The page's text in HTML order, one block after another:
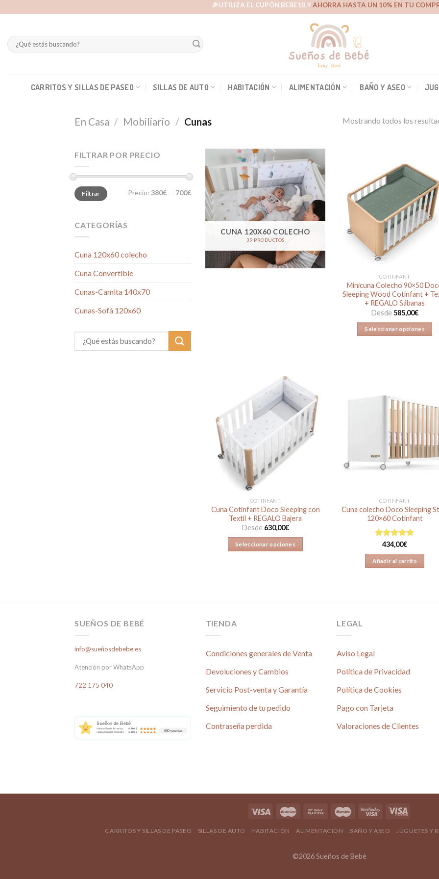
🎉UTILIZA EL CUPÓN BEBE10 YAHORRA HASTA UN 10% EN TU
Buscar
por:
CARRITOS Y SILLAS DE PASEO SILLAS DE AUTO HABITACIÓN ALIMENTACIÓN BAÑO Y ASEO
En Casa / Mobiliario / Cunas Mostrando todos los
FILTRAR POR PRECIO
Precio
mínimo
Precio
máximo
Filtrar Precio: 380€— 700€
CATEGORÍAS
Cuna 120x60 colecho
Cuna Convertible
Cunas-Camita 140x70
Cunas-Sofá 120x60
CUNA 120X60 COLECHO
39 PRODUCTOS
a la
lista
COTINFANT
Minicuna Colecho 90×50
Sleeping Wood Cotinfant +
+ REGALO Sábanas
Desde 585,00€
Seleccionar opciones
opciones
pueden
elegir
la
producto
Añadir
a la
lista de
deseos
COTINFANT
Cuna Cotinfant Doco Sleeping con
Textil + REGALO Bajera
Desde 630,00€
Seleccionar opciones
elegir
en
página
producto
COTINFANT
Cuna colecho Doco Sleeping
120×60 Cotinfant
Valorado en
434,00€
Añadir al carrito
SUEÑOS DE BEBÉ
info@sueñosdebebe.es
Atención por WhatsApp
722 175 040
Sueños de Bebé
valoración de la tienda
4.80 / 5
valoración del producto
4.80 / 5 690 reseñas
TIENDA
Condiciones generales de Venta
Devoluciones y Cambios
Servicio Post-venta y Garantía
Seguimiento de tu pedido
Contraseña perdida
LEGAL
Aviso Legal
Política de Privacidad
Política de Cookies
Pago con Tarjeta
Valoraciones de Clientes
CARRITOS Y SILLAS DE PASEO SILLAS DE AUTO HABITACIÓN ALIMENTACIÓN BAÑO Y ASEO JUGUETES Y
©2026 Sueños de Bebé